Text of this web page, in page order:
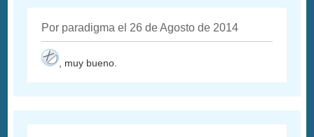
Por paradigma el 26 de Agosto de 2014
, muy bueno.